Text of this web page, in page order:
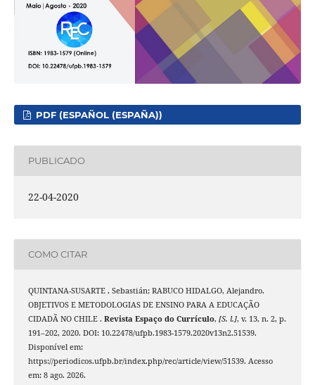
PDF (ESPAÑOL (ESPAÑA))
PUBLICADO
22-04-2020
COMO CITAR
QUINTANA-SUSARTE , Sebastián; RABUCO HIDALGO, Alejandro.
OBJETIVOS E METODOLOGIAS DE ENSINO PARA A EDUCAÇÃO
CIDADÃ NO CHILE . Revista Espaço do Currículo, [S. l.], v. 13, n. 2, p.
191–202, 2020. DOI: 10.22478/ufpb.1983-1579.2020v13n2.51539.
Disponível em:
https://periodicos.ufpb.br/index.php/rec/article/view/51539. Acesso
em: 8 ago. 2026.